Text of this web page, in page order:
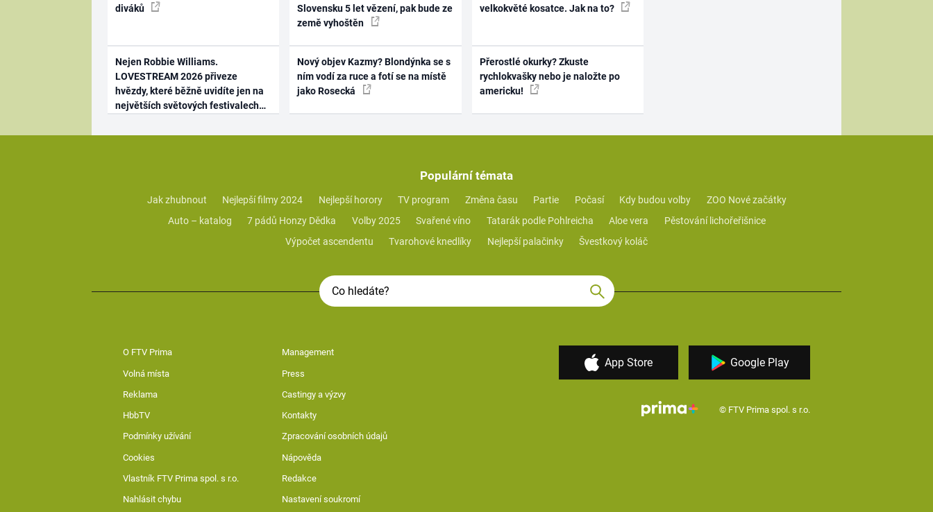
diváků
Nejen Robbie Williams.
LOVESTREAM 2026 přiveze
hvězdy, které běžně uvidíte jen na
největších světových festivalech
Slovensku 5 let vězení, pak bude ze
země vyhoštěn
Nový objev Kazmy? Blondýnka se s
ním vodí za ruce a fotí se na místě
jako Rosecká
velkokvěté kosatce. Jak na to?
Přerostlé okurky? Zkuste
rychlokvašky nebo je naložte po
americku!
Populární témata
Jak zhubnout Nejlepší filmy 2024 Nejlepší horory TV program Změna času Partie Počasí Kdy budou volby
ZOO Nové začátky
Auto – katalog
7 pádů Honzy Dědka Volby 2025 Svařené víno Tatarák podle Pohlreicha Aloe vera
Pěstování lichořeřišnice
Výpočet ascendentu
Tvarohové knedlíky Nejlepší palačinky Švestkový koláč
O FTV Prima Management
Volná místa Press
Reklama Castingy a výzvy
HbbTV Kontakty
Podmínky užívání Zpracování osobních údajů
Cookies Nápověda
Vlastník FTV Prima spol. s r.o. Redakce
Nahlásit chybu Nastavení soukromí
App Store Google Play
© FTV Prima spol. s r.o.